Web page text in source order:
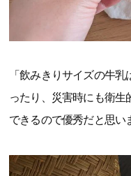
「飲みきりサイズの牛
ったり、災害時にも衛生
できるので優秀だと思い